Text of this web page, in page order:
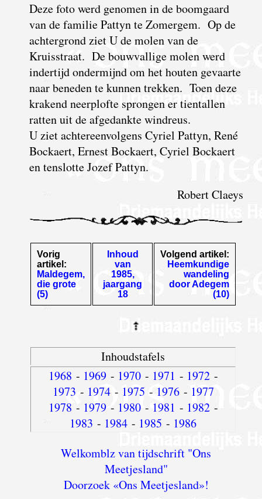
Deze foto werd genomen in de boomgaard
van de familie Pattyn te Zomergem. Op de
achtergrond ziet U de molen van de
Kruisstraat. De bouwvallige molen werd
indertijd ondermijnd om het houten gevaarte
naar beneden te kunnen trekken. Toen deze
krakend neerplofte sprongen er tientallen
ratten uit de afgedankte windreus.
U ziet achtereenvolgens Cyriel Pattyn, René
Bockaert, Ernest Bockaert, Cyriel Bockaert
en tenslotte Jozef Pattyn.
Robert Claeys
Vorig
artikel:
Maldegem,
die grote
(5)
Inhoud
van
1985,
jaargang
18
Volgend artikel:
Heemkundige
wandeling
door Adegem
(10)
Inhoudstafels
1968 - 1969- 1970- 1971 - 1972-
1973 - 1974- 1975 - 1976- 1977
1978 - 1979- 1980- 1981 - 1982-
1983 - 1984 - 1985 - 1986
Welkomblz van tijdschrift "Ons
Meetjesland"
Doorzoek «Ons Meetjesland»!